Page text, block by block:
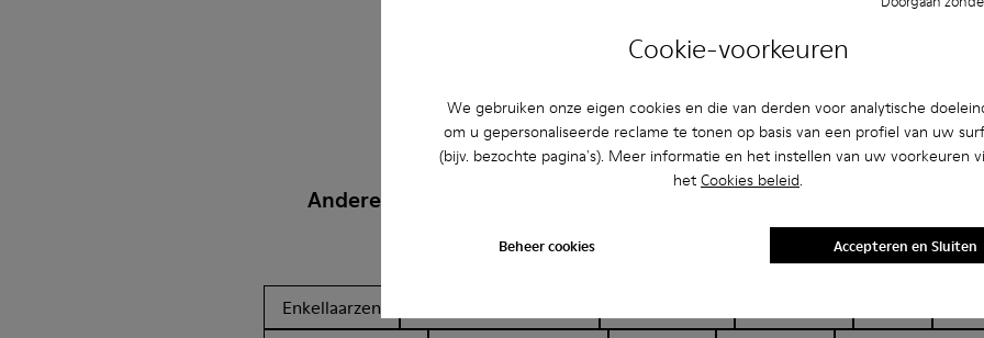
Cookie-voorkeuren
We gebruiken onze eigen cookies en die van derden voor analytische
om u gepersonaliseerde reclame te tonen op basis van een profiel van uw
(bijv. bezochte pagina's). Meer informatie en het instellen van uw voorkeuren
het Cookies beleid.
Beheer cookies Accepteren en Sluiten
Andere Categorieën
Enkellaarzen